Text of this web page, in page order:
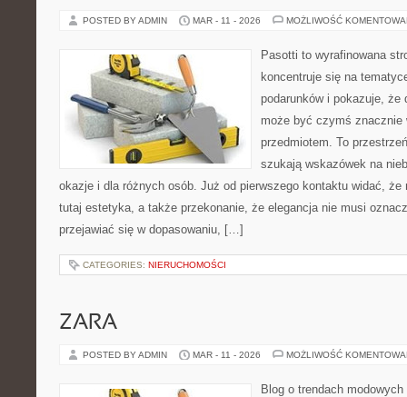
POSTED BY ADMIN MAR - 11 - 2026 MOŻLIWOŚĆ
Pasotti to wyrafinowana
koncentruje się na
podarunków i pokazuje, że
może być czymś znacznie
przedmiotem. To
szukają wskazówek na
okazje i dla różnych osób. Już od pierwszego kontaktu widać, że
tutaj estetyka, a także przekonanie, że elegancja nie musi
przejawiać się w dopasowaniu, […]
CATEGORIES: NIERUCHOMOŚCI
ZARA
POSTED BY ADMIN MAR - 11 - 2026 MOŻLIWOŚĆ
Blog o trendach